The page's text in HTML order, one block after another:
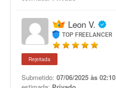
Leon V.
TOP FREELANCER
Rejeitada
Submetido: 07/06/2025 às 02:10